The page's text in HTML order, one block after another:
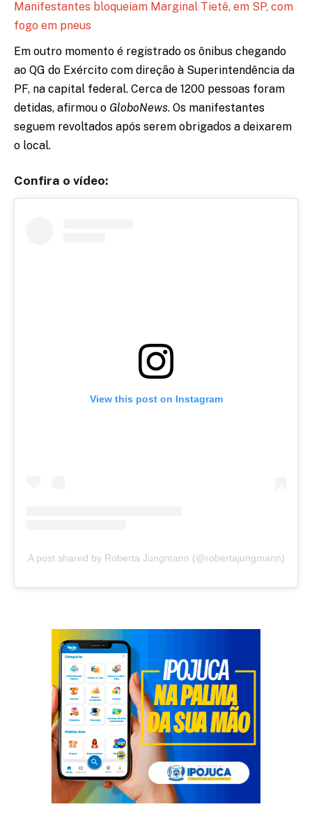
Manifestantes bloqueiam Marginal Tietê, em SP, com
fogo em pneus
Em outro momento é registrado os ônibus chegando
ao QG do Exército com direção à Superintendência da
PF, na capital federal. Cerca de 1200 pessoas foram
detidas, afirmou o GloboNews. Os manifestantes
seguem revoltados após serem obrigados a deixarem
o local.
Confira o vídeo:
View this post on Instagram
A post shared by Roberta Jungmann (@robertajungmann)